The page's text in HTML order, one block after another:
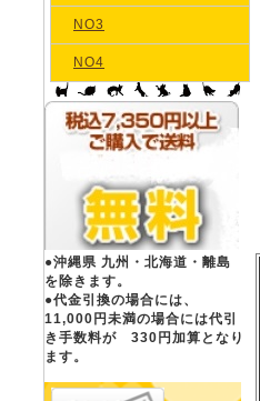
NO3
NO4
●沖縄県 九州・北海道・離島
を除きます。
●代金引換の場合には、
11,000円未満の場合には代引
き手数料が 330円加算となり
ます。